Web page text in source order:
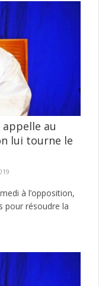
au
lui tourne le
à l’opposition,
pour résoudre la